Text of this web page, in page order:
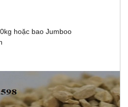
hoặc bao Jumboo